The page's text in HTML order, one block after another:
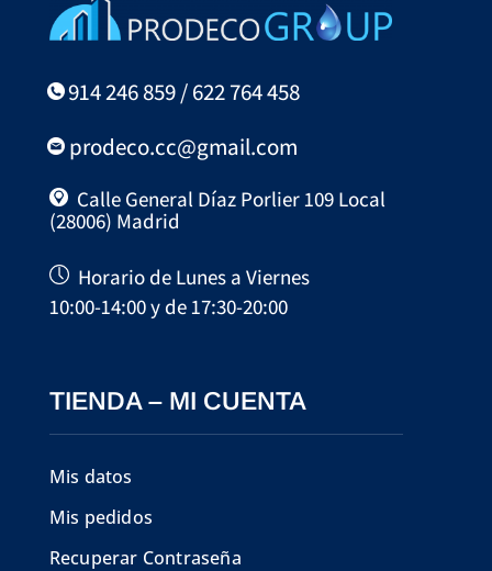
914 246 859 / 622 764 458
prodeco.cc@gmail.com
Calle General Díaz Porlier 109 Local
(28006) Madrid
Horario de Lunes a Viernes
10:00-14:00 y de 17:30-20:00
TIENDA – MI CUENTA
Mis datos
Mis pedidos
Recuperar Contraseña